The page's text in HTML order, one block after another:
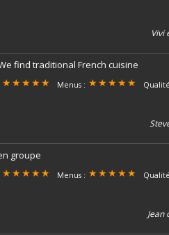
Vivi
find traditional French cuisine
Menus :
groupe
Menus :
Jean